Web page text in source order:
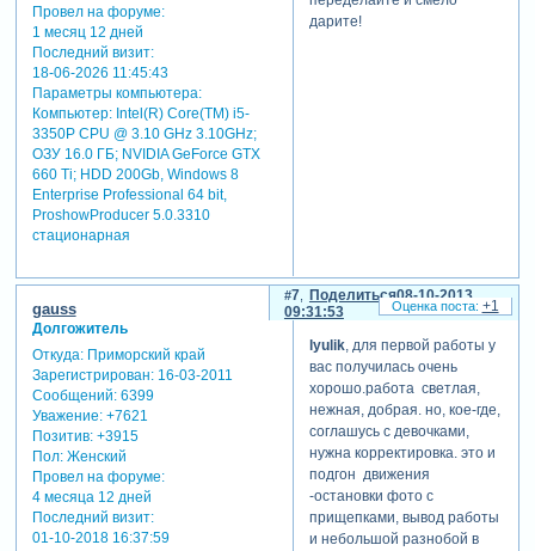
Провел на форуме:
1 месяц 12 дней
Последний визит:
18-06-2026 11:45:43
Параметры компьютера:
Компьютер: Intel(R) Core(TM) i5-
3350P CPU @ 3.10 GHz 3.10GHz;
ОЗУ 16.0 ГБ; NVIDIA GeForce GTX
660 Ti; HDD 200Gb, Windows 8
Enterprise Professional 64 bit,
ProshowProducer 5.0.3310
стационарная
дарите!
Поделиться
7
08-10-2013
09:31:53
gauss
Долгожитель
Откуда:Приморский край
Зарегистрирован: 16-03-2011
Сообщений:6399
Уважение: +7621
Позитив: +3915
Пол:Женский
Провел на форуме:
4 месяца 12 дней
Последний визит:
01-10-2018 16:37:59
lyulik, для первой работы у
вас получилась очень
хорошо.работа светлая,
нежная, добрая. но, кое-где,
соглашусь с девочками,
нужна корректировка. это и
подгон движения
-остановки фото с
прищепками, вывод работы
и небольшой разнобой в
+1